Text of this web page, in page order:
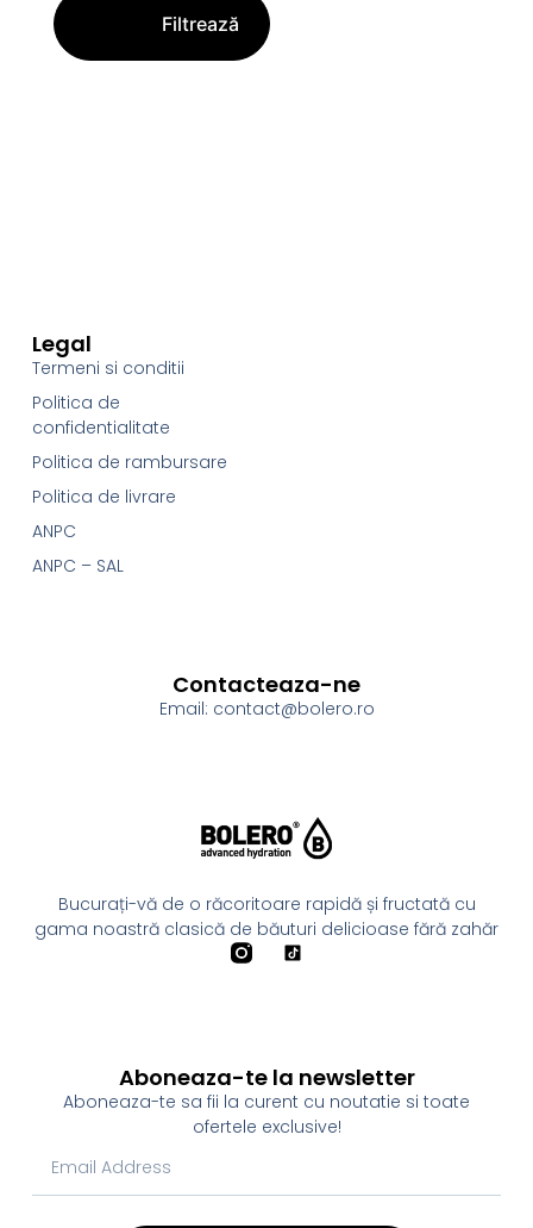
Filtrează
Bucurați-vă de o răcoritoare rapidă și fructată cu
gama noastră clasică de băuturi delicioase fără zahăr
Legal
Termeni si conditii
Politica de
confidentialitate
Politica de rambursare
Politica de livrare
ANPC
ANPC – SAL
Contacteaza-ne
Email: contact@bolero.ro
Aboneaza-te la newsletter
Aboneaza-te sa fii la curent cu noutatie si toate
ofertele exclusive!